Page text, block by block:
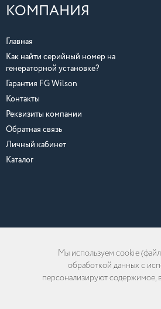
КОМПАНИЯ
Главная
Как найти серийный номер на
генераторной установке?
Гарантия FG Wilson
Контакты
Реквизиты компании
Обратная связь
Личный кабинет
Каталог
2026 © ООО «Хайтед-Сервис». Все
Мы используем cookie
обработкой данных с
персонализируют содержимое,